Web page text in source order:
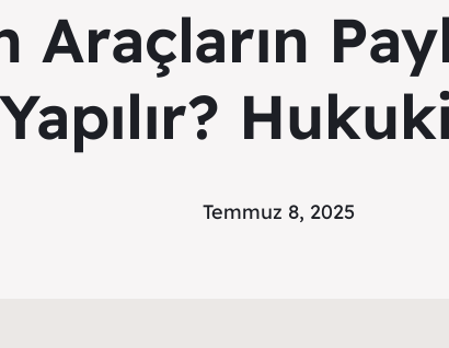
Temmuz 8, 2025